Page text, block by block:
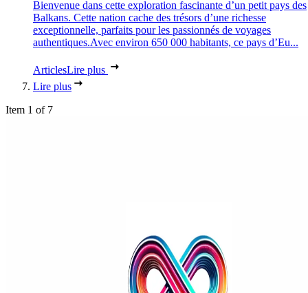
Bienvenue dans cette exploration fascinante d’un petit pays des
Balkans. Cette nation cache des trésors d’une richesse
exceptionnelle, parfaits pour les passionnés de voyages
authentiques.Avec environ 650 000 habitants, ce pays d’Eu...
ArticlesLire plus
Lire plus
Item 1 of 7